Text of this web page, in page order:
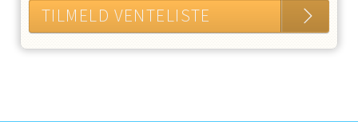
TILMELD VENTELISTE